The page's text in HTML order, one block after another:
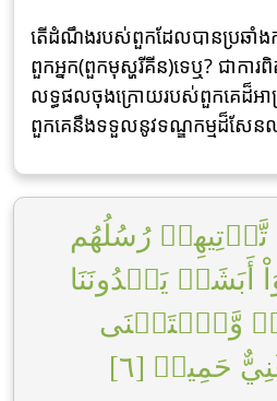
តើដំណឹងរបស់ពួកដែលបានប្រឆាំ
ពួកអ្នក(ពួកមុស្ហរីគីន)ទេឬ? ជាកា
លទ្ធផលចុងក្រោយរបស់ពួកគេដ៏អ
ពួកគេនឹងទទួលនូវទណ្ឌកម្មដ៏សែ
تَّأۡتِيهِمۡ رُسُلُهُم
أَبَشَرٞ يَهۡدُونَنَا
وَّٱسۡتَغۡنَى
حَمِيدٞ [٦]